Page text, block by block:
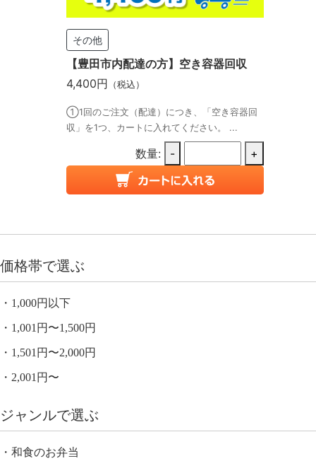
その他
【豊田市内配達の方】空き容器回収
4,400円 （税込）
①1回のご注文（配達）につき、「空き容器回
収」を1つ、カートに入れてください。 ...
数量: - +
価格帯で選ぶ
1,000円以下
1,001円〜1,500円
1,501円〜2,000円
2,001円〜
ジャンルで選ぶ
和食のお弁当